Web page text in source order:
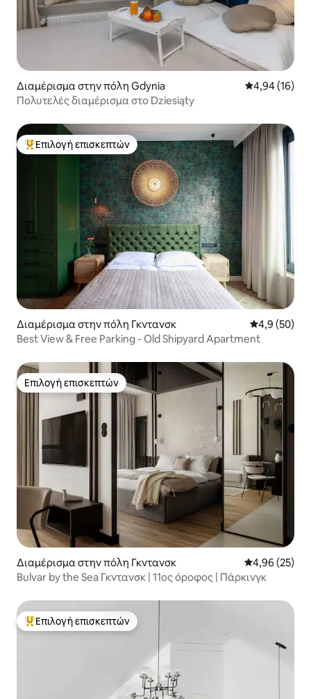
Διαμέρισμα στην πόλη Gdynia Μέση
4,94 (16)
Πολυτελές διαμέρισμα στο Dziesiąty
Κορυφαία επιλογή επισκεπτών
Επιλογή επισκεπτών
Διαμέρισμα στην πόλη Γκντανσκ Μέση
4,9 (50)
Best View & Free Parking - Old Shipyard Apartment
Επιλογή επισκεπτών
Επιλογή επισκεπτών
Διαμέρισμα στην πόλη Γκντανσκ Μέση
4,96 (25)
Bulvar by the Sea Γκντανσκ | 11ος όροφος | Πάρκινγκ
Κορυφαία επιλογή επισκεπτών
Επιλογή επισκεπτών